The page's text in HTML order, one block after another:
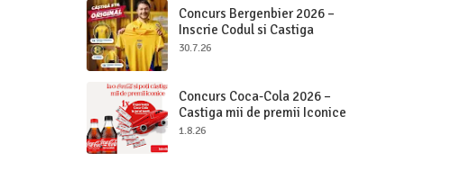
Concurs Bergenbier 2026 –
Inscrie Codul si Castiga
Premii Originale
30.7.26
Concurs Coca-Cola 2026 –
Castiga mii de premii Iconice
1.8.26